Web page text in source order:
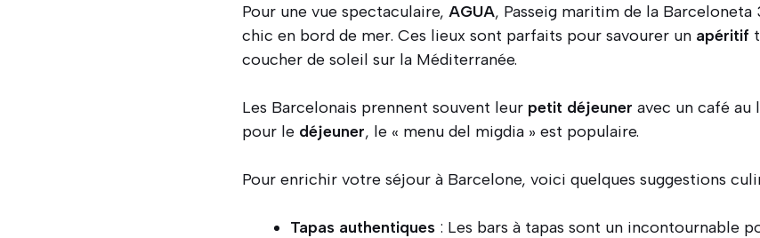
Pour une vue spectaculaire, AGUA, Passeig maritim de la
chic en bord de mer. Ces lieux sont parfaits pour savourer un apéritif
coucher de soleil sur la Méditerranée.
Les Barcelonais prennent souvent leur petit déjeuner avec un café au
pour le déjeuner, le « menu del migdia » est populaire.
Pour enrichir votre séjour à Barcelone, voici quelques suggestions
Tapas authentiques : Les bars à tapas sont un incontournable